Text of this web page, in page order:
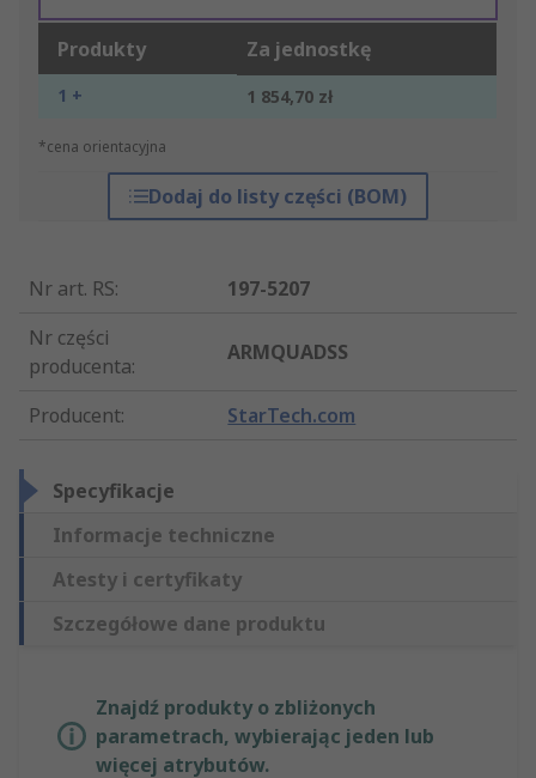
Produkty Za jednostkę
1 + 1 854,70 zł
*cena orientacyjna
Dodaj do listy części (BOM)
Nr art. RS:
197-5207
Nr części
producenta:
ARMQUADSS
Producent: StarTech.com
Specyfikacje
Informacje techniczne
Atesty i certyfikaty
Szczegółowe dane produktu
Znajdź produkty o zbliżonych
parametrach, wybierając jeden lub
więcej atrybutów.